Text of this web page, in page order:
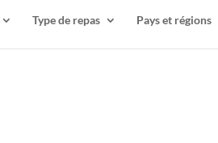
Type de repas Pays et régions